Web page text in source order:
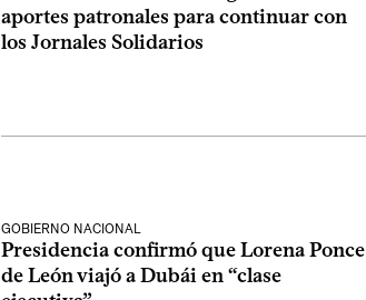
aportes patronales para continuar con
los Jornales Solidarios
GOBIERNO NACIONAL
Presidencia confirmó que Lorena Ponce
de León viajó a Dubái en “clase